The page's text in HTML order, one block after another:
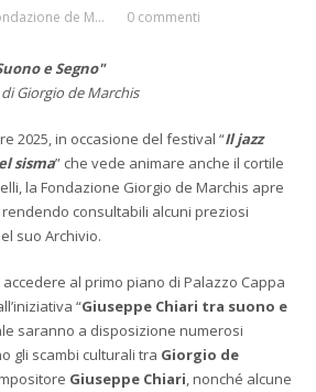
de M... 0 commenti
e Segno"
Giorgio de Marchis
2025, in occasione del festival “Il jazz
sisma” che vede animare anche il cortile
la Fondazione Giorgio de Marchis apre
consultabili alcuni preziosi
suo Archivio.
al primo piano di Palazzo Cappa
“Giuseppe Chiari tra suono e
saranno a disposizione numerosi
gli scambi culturali tra Giorgio de
Giuseppe Chiari, nonché alcune